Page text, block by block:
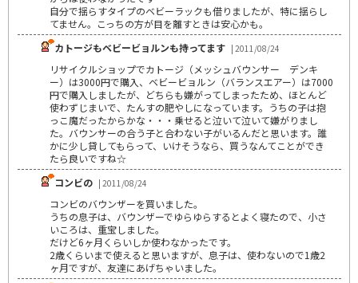
自分で揺らすタイプのベビーラックも借りましたが、特に揺らし
てません。こっちの方が目を離すときは安心かも。
カトージもベビービョルンも持ってます | 2011/08/24
リサイクルショップでカトージ（メッシュバウンサー デンキ
ー）は3000円で購入、ベビービョルン（バランスエアー）は7000
円で購入しましたが、どちらも嫌がってしまったため、ほとんど
使わずじまいで、たんすの肥やしになっています。うちの子は抱
っこ魔だったからかな・・・乗せると泣いて泣いて嫌がりまし
た。バウンサーの合う子と合わない子がいるんだと思います。誰
かに少し貸してもらって、いけそうなら、買うなんてことができ
たら良いですね☆
コンビの | 2011/08/24
コンビのバウンザーを買いました。
うちの息子は、バウンザーでゆらゆらするとよく寝たので、小さ
いころは、重宝しました。
だけど6ヶ月くらいしか使わなかったです。
2歳くらいまで使えると思いますが、息子は、使わないので1歳2
ヶ月ですが、友達にあげちゃいました。